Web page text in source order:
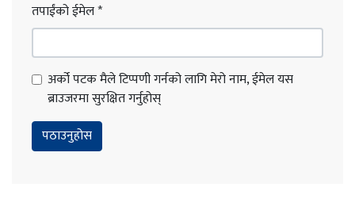
तपाईंको ईमेल*
अर्को पटक मैले टिप्पणी गर्नको लागि मेरो नाम, ईमेल यस
ब्राउजरमा सुरक्षित गर्नुहोस्